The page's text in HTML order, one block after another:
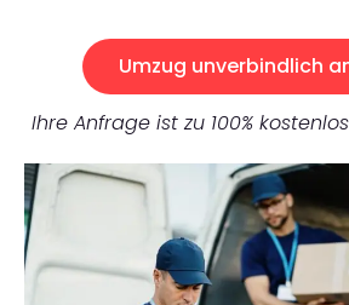
Umzug unverbindlich
Ihre Anfrage ist zu 100%